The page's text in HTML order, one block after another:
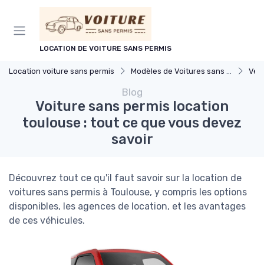
LOCATION DE VOITURE SANS PERMIS
Location voiture sans permis Modèles de Voitures sans Permis
Blog
Voiture sans permis location
toulouse : tout ce que vous devez
savoir
Découvrez tout ce qu'il faut savoir sur la location de
voitures sans permis à Toulouse, y compris les options
disponibles, les agences de location, et les avantages
de ces véhicules.